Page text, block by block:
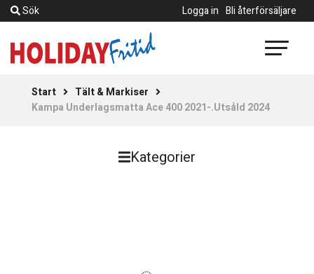
Sök Logga in Bli återförsäljare
Start
Tält & Markiser
Kampa Underlagsmatta Ace 400 2021-.Utsåld 2024
Kategorier